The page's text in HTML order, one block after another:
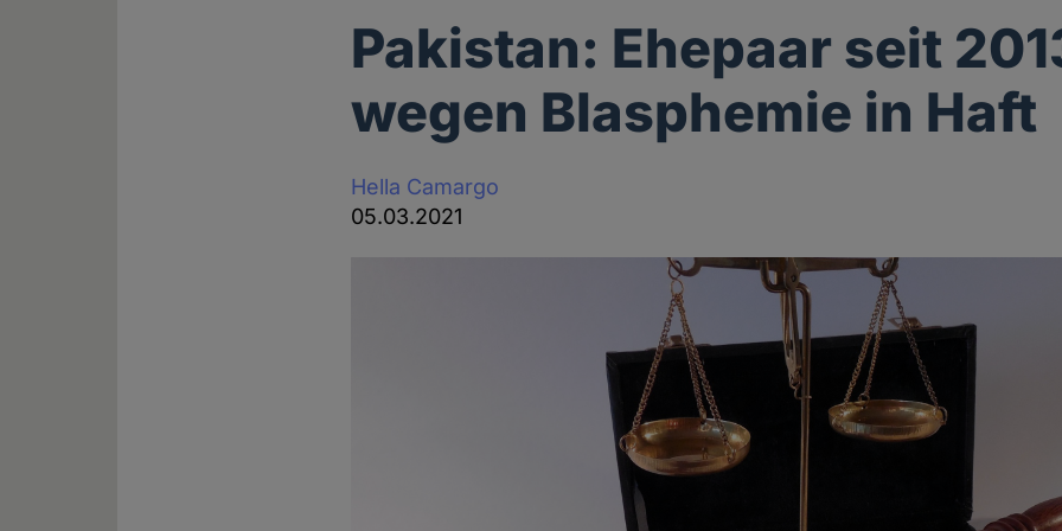
Pakistan: Ehepaar seit
wegen Blasphemie in Haft
Hella Camargo
05.03.2021